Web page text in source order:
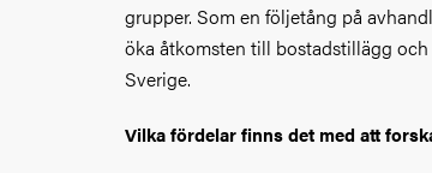
grupper. Som en följetång på
öka åtkomsten till bostadstillägg
Sverige.
Vilka fördelar finns det med att